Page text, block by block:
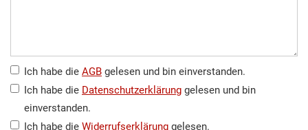
Ich habe die AGB gelesen und bin einverstanden.
Ich habe die Datenschutzerklärung gelesen und bin
einverstanden.
Ich habe die Widerrufserklärung gelesen.